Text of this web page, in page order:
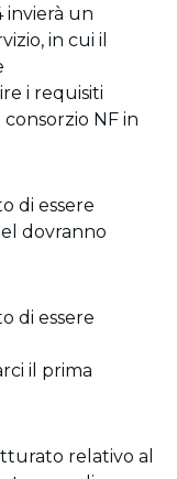
invierà un
in cui il
i requisiti
NF in
di essere
dovranno
di essere
il prima
relativo al